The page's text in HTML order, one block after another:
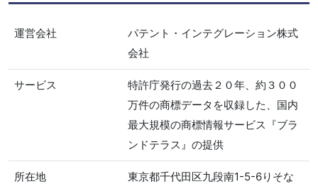
運営会社
パテント・インテグレーション株式
会社
サービス
特許庁発行の過去２０年、約３００
万件の商標データを収録した、国内
最大規模の商標情報サービス『ブラ
ンドテラス』の提供
所在地
東京都千代田区九段南1-5-6りそな